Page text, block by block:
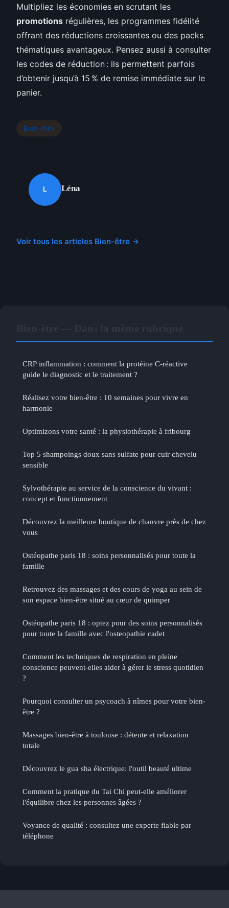
Multipliez les économies en scrutant les
promotions régulières, les programmes fidélité
offrant des réductions croissantes ou des packs
thématiques avantageux. Pensez aussi à consulter
les codes de réduction : ils permettent parfois
d’obtenir jusqu’à 15 % de remise immédiate sur le
panier.
Bien-être
L Léna
Voir tous les articles Bien-être →
CRP inflammation : comment la protéine C-réactive
guide le diagnostic et le traitement ?
Réalisez votre bien-être : 10 semaines pour vivre en
harmonie
Optimizons votre santé : la physiothérapie à fribourg
Top 5 shampoings doux sans sulfate pour cuir chevelu
sensible
Sylvothérapie au service de la conscience du vivant :
concept et fonctionnement
Découvrez la meilleure boutique de chanvre près de chez
vous
Ostéopathe paris 18 : soins personnalisés pour toute la
famille
Retrouvez des massages et des cours de yoga au sein de
son espace bien-être situé au cœur de quimper
Ostéopathe paris 18 : optez pour des soins personnalisés
pour toute la famille avec l'osteopathie cadet
Comment les techniques de respiration en pleine
conscience peuvent-elles aider à gérer le stress quotidien
?
Pourquoi consulter un psycoach à nîmes pour votre bien-
être ?
Massages bien-être à toulouse : détente et relaxation
totale
Découvrez le gua sha électrique: l'outil beauté ultime
Comment la pratique du Tai Chi peut-elle améliorer
l'équilibre chez les personnes âgées ?
Voyance de qualité : consultez une experte fiable par
téléphone